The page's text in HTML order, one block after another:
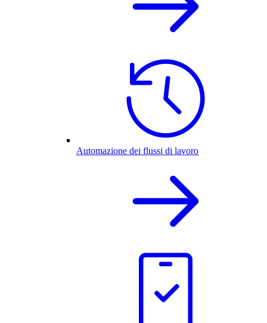
Automazione dei flussi di lavoro